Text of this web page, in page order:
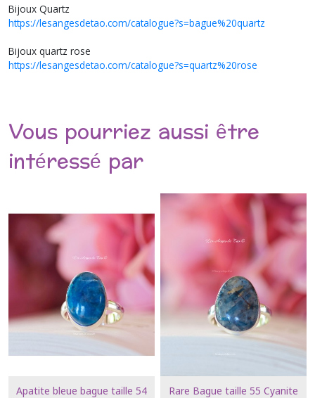
Bijoux Quartz
https://lesangesdetao.com/catalogue?s=bague%20quartz
Bijoux quartz rose
https://lesangesdetao.com/catalogue?s=quartz%20rose
Vous pourriez aussi être
intéressé par
Apatite bleue bague taille 54
Rare Bague taille 55 Cyanite